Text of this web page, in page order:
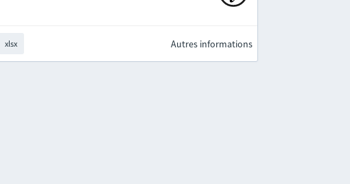
xlsx Autres informations